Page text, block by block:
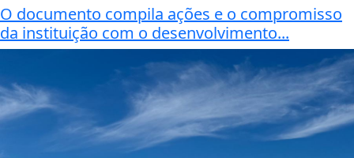
O documento compila ações e o compromisso
da instituição com o desenvolvimento...